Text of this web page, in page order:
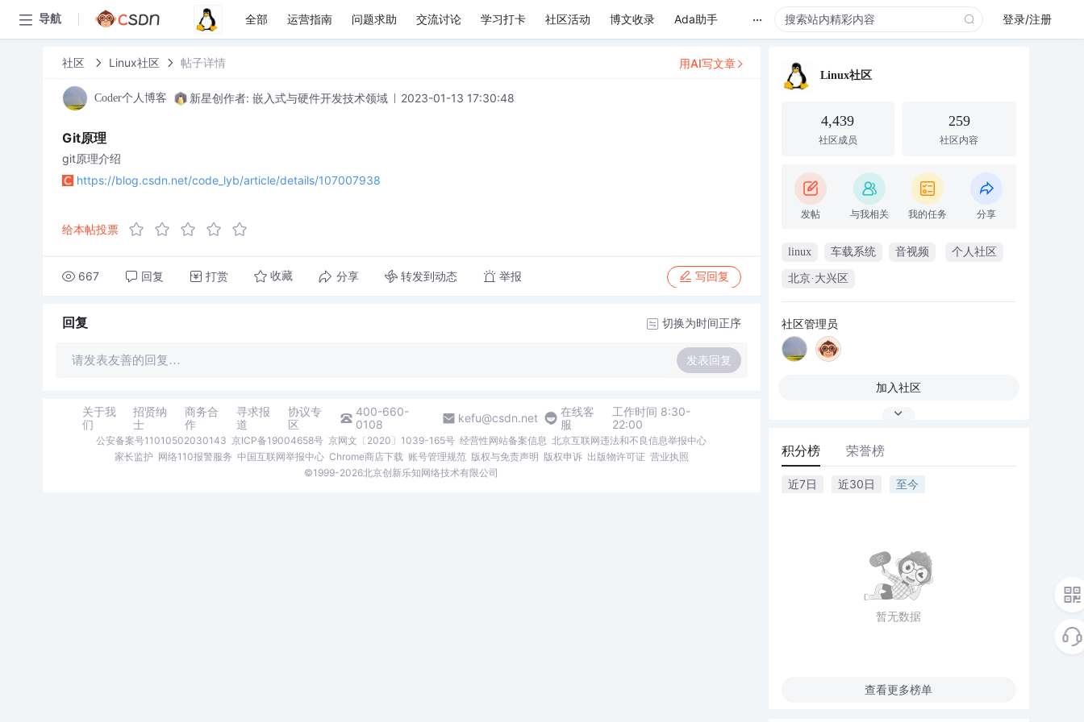
导航 全部 运营指南 问题求助 交流讨论 学习打卡 社区活动 博文收录 Ada助手 ... 登录/注册
社区 Linux社区 帖子详情
Coder个人博客 新星创作者: 嵌入式与硬件开发技术领域 2023-01-13 17:30:48
Git原理
git原理介绍
https://blog.csdn.net/code_lyb/article/details/107007938
给本帖投票
667 回复 打赏 收藏 分享 转发到动态 举报 写回复
用AI写文章
回复 切换为时间正序
请发表友善的回复… 发表回复
关于我
们
招贤纳
士
商务合
作
寻求报
道
协议专
区
400-660-
0108
kefu@csdn.net
在线客
服
工作时间 8:30-
22:00
公安备案号11010502030143 京ICP备19004658号 京网文〔2020〕1039-165号 经营性网站备案信息 北京互联网违法和不良信息举报中心
家长监护 网络110报警服务 中国互联网举报中心 Chrome商店下载 账号管理规范 版权与免责声明 版权申诉 出版物许可证 营业执照
©1999-2026北京创新乐知网络技术有限公司
Linux社区
4,439
社区成员
259
社区内容
发帖 与我相关 我的任务 分享
linux 车载系统 音视频 个人社区
北京·大兴区
社区管理员
加入社区
积分榜 荣誉榜
近7日 近30日 至今
暂无数据
查看更多榜单